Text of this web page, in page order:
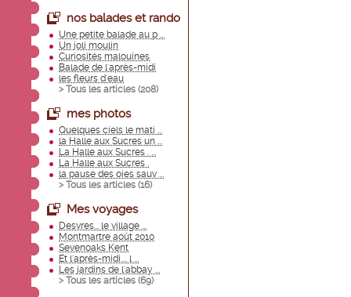
nos balades et rando
Une petite balade au p ...
Un joli moulin
Curiosités malouines
Balade de l'après-midi
les fleurs d'eau
> Tous les articles (208)
mes photos
Quelques ciels le mati ...
la Halle aux Sucres un ...
La Halle aux Sucres . ...
La Halle aux Sucres .
la pause des oies sauv ...
> Tous les articles (16)
Mes voyages
Desvres... le village ...
Montmartre août 2010
Sevenoaks Kent
Et l'après-midi.... l ...
Les jardins de l'abbay ...
> Tous les articles (69)